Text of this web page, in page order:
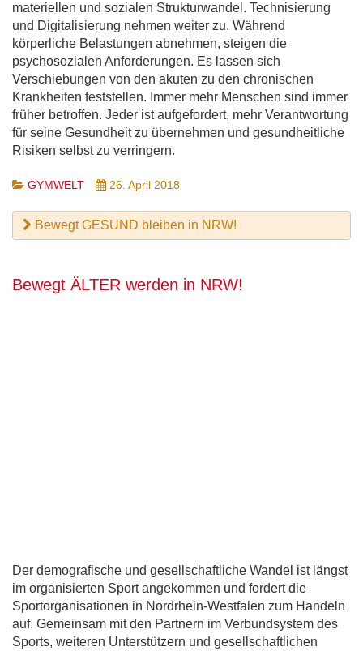
materiellen und sozialen Strukturwandel. Technisierung
und Digitalisierung nehmen weiter zu. Während
körperliche Belastungen abnehmen, steigen die
psychosozialen Anforderungen. Es lassen sich
Verschiebungen von den akuten zu den chronischen
Krankheiten feststellen. Immer mehr Menschen sind immer
früher betroffen. Jeder ist aufgefordert, mehr Verantwortung
für seine Gesundheit zu übernehmen und gesundheitliche
Risiken selbst zu verringern.
GYMWELT 26. April 2018
Bewegt GESUND bleiben in NRW!
Bewegt ÄLTER werden in NRW!
Der demografische und gesellschaftliche Wandel ist längst
im organisierten Sport angekommen und fordert die
Sportorganisationen in Nordrhein-Westfalen zum Handeln
auf. Gemeinsam mit den Partnern im Verbundsystem des
Sports, weiteren Unterstützern und gesellschaftlichen